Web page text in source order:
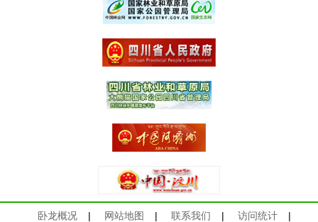
卧龙概况 | 网站地图 | 联系我们 | 访问统计 |